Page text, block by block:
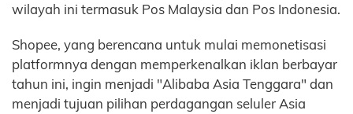
wilayah ini termasuk Pos Malaysia dan Pos Indonesia.
Shopee, yang berencana untuk mulai memonetisasi
platformnya dengan memperkenalkan iklan berbayar
tahun ini, ingin menjadi "Alibaba Asia Tenggara" dan
menjadi tujuan pilihan perdagangan seluler Asia